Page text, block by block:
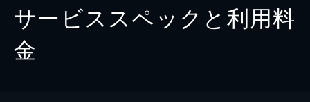
サービススペックと利用料
金